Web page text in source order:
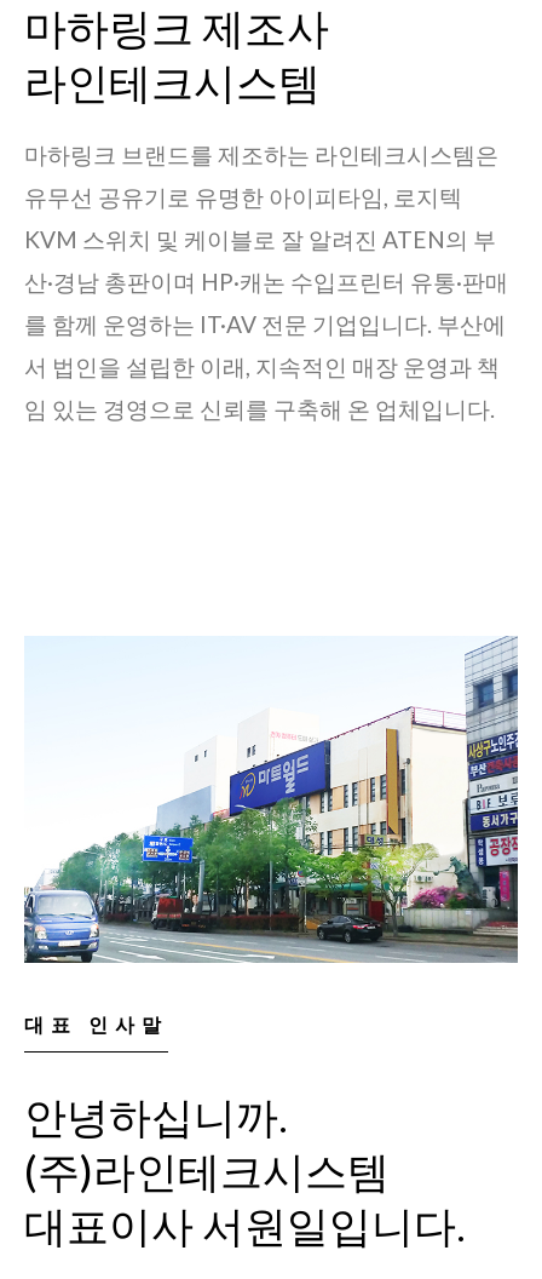
마하링크 제조사
라인테크시스템
마하링크 브랜드를 제조하는 라인테크시스템은
유무선 공유기로 유명한 아이피타임, 로지텍
KVM 스위치 및 케이블로 잘 알려진 ATEN의 부
산·경남 총판이며 HP·캐논 수입프린터 유통·판매
를 함께 운영하는 IT·AV 전문 기업입니다. 부산에
서 법인을 설립한 이래, 지속적인 매장 운영과 책
임 있는 경영으로 신뢰를 구축해 온 업체입니다.
대표 인사말
안녕하십니까.
(주)라인테크시스템
대표이사 서원일입니다.